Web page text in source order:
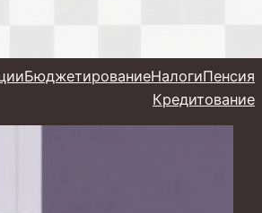
БюджетированиеНалогиПенсия
Кредитование